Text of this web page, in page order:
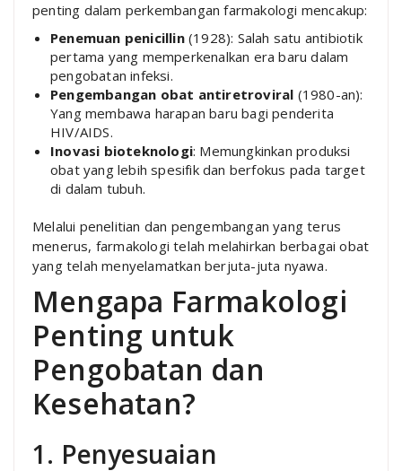
penting dalam perkembangan farmakologi mencakup:
Penemuan penicillin(1928): Salah satu antibiotik
pertama yang memperkenalkan era baru dalam
pengobatan infeksi.
Pengembangan obat antiretroviral (1980-an):
Yang membawa harapan baru bagi penderita
HIV/AIDS.
Inovasi bioteknologi: Memungkinkan produksi
obat yang lebih spesifik dan berfokus pada target
di dalam tubuh.
Melalui penelitian dan pengembangan yang terus
menerus, farmakologi telah melahirkan berbagai obat
yang telah menyelamatkan berjuta-juta nyawa.
Mengapa Farmakologi
Penting untuk
Pengobatan dan
Kesehatan?
1. Penyesuaian